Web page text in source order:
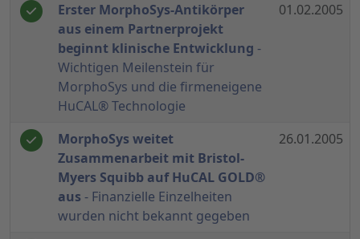
Erster MorphoSys-Antikörper
aus einem Partnerprojekt
beginnt klinische Entwicklung -
Wichtigen Meilenstein für
MorphoSys und die firmeneigene
HuCAL® Technologie
01.02.2005
MorphoSys weitet
Zusammenarbeit mit Bristol-
Myers Squibb auf HuCAL GOLD®
aus - Finanzielle Einzelheiten
wurden nicht bekannt gegeben
26.01.2005